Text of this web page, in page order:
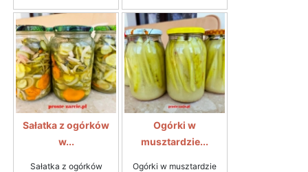
Sałatka z ogórków
w...
Sałatka z ogórków
Ogórki w
musztardzie...
Ogórki w musztardzie